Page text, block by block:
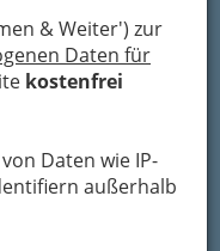
& Weiter') zur
Daten für
kostenfrei
Daten wie IP-
außerhalb